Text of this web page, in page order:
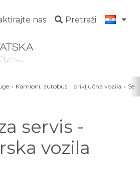
nas Pretraži
Kamioni, autobusi i priključna vozila
servis -
vozila